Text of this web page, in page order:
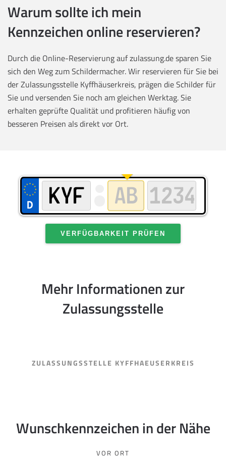
Warum sollte ich mein
Kennzeichen online reservieren?
Durch die Online-Reservierung auf zulassung.de sparen Sie
sich den Weg zum Schildermacher. Wir reservieren für Sie bei
der Zulassungsstelle Kyffhäuserkreis, prägen die Schilder für
Sie und versenden Sie noch am gleichen Werktag. Sie
erhalten geprüfte Qualität und profitieren häufig von
besseren Preisen als direkt vor Ort.
VERFÜGBARKEIT PRÜFEN
Mehr Informationen zur
Zulassungsstelle
ZULASSUNGSSTELLE KYFFHAEUSERKREIS
Wunschkennzeichen in der Nähe
VOR ORT